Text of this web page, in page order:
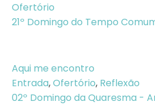
Ofertório
21º Domingo do Tempo
Aqui me encontro
Entrada,Ofertório, Reflexão
02º Domingo da Quaresma -